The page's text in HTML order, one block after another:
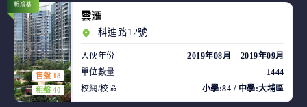
售盤 18
租盤 40
新鴻基
雲滙
科進路12號
入伙年份
2019年08月 – 2019年09月
單位數量
1444
校網/校區
小學:84 / 中學:大埔區